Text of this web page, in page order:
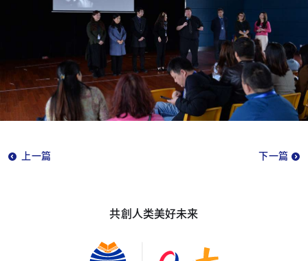
上一篇 下一篇
共創人类美好未来